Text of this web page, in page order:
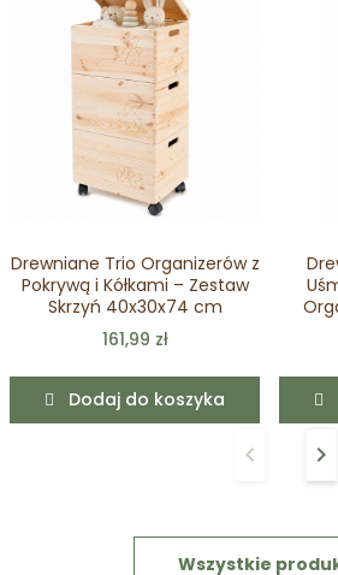
Drewniane Trio Organizerów z
Pokrywą i Kółkami – Zestaw
Skrzyń 40x30x74 cm
161,99 zł
Dodaj do koszyka
Poprzedni
keyboard_arrow_left keyboard_arrow_right
Wszystkie